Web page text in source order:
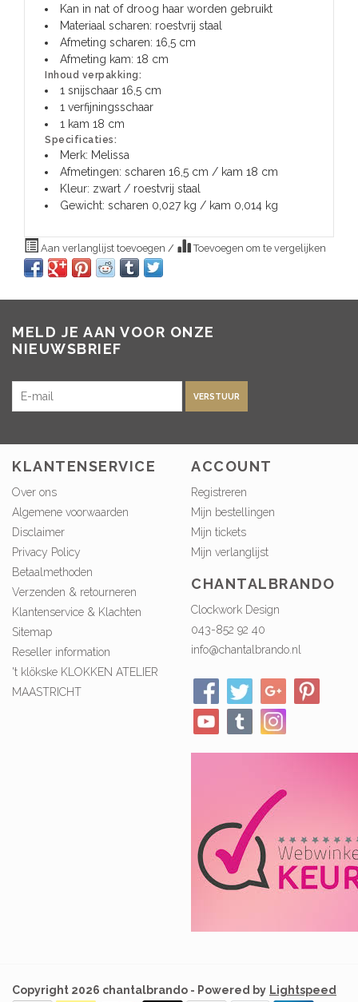
Kan in nat of droog haar worden gebruikt
Materiaal scharen: roestvrij staal
Afmeting scharen: 16,5 cm
Afmeting kam: 18 cm
Inhoud verpakking:
1 snijschaar 16,5 cm
1 verfijningsschaar
1 kam 18 cm
Specificaties:
Merk: Melissa
Afmetingen: scharen 16,5 cm / kam 18 cm
Kleur: zwart / roestvrij staal
Gewicht: scharen 0,027 kg / kam 0,014 kg
Aan verlanglijst toevoegen / Toevoegen om te vergelijken
MELD JE AAN VOOR ONZE
NIEUWSBRIEF
VERSTUUR
KLANTENSERVICE
Over ons
Algemene voorwaarden
Disclaimer
Privacy Policy
Betaalmethoden
Verzenden & retourneren
Klantenservice & Klachten
Sitemap
Reseller information
't klökske KLOKKEN ATELIER
MAASTRICHT
ACCOUNT
Registreren
Mijn bestellingen
Mijn tickets
Mijn verlanglijst
CHANTALBRANDO
Clockwork Design
043-852 92 40
info@chantalbrando.nl
Copyright 2026 chantalbrando - Powered by Lightspeed